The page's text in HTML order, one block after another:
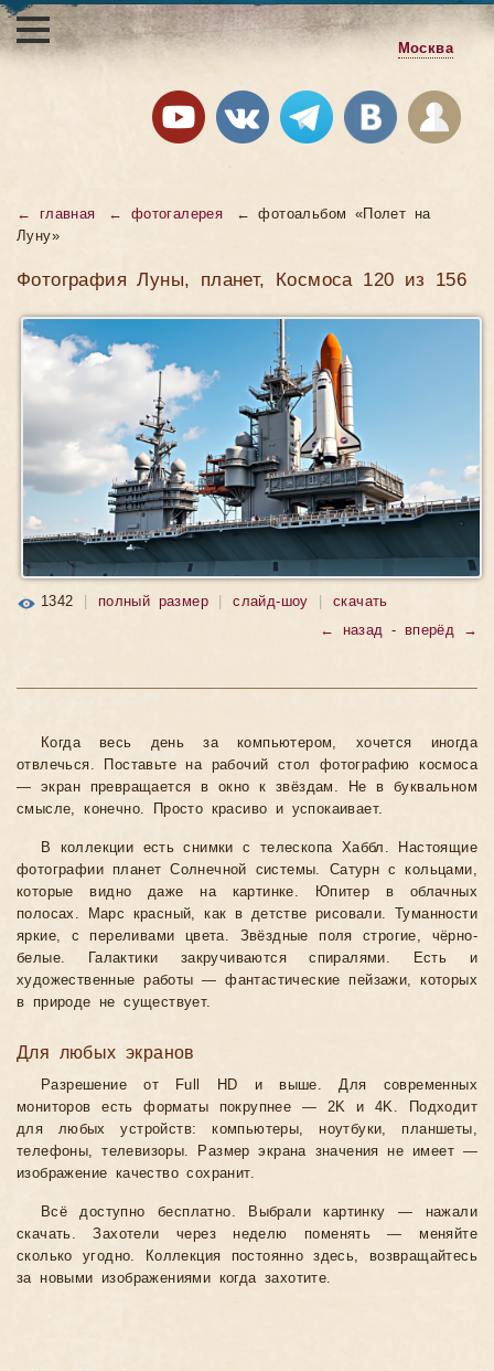
Москва
← главная ← фотогалерея
← фотоальбом «Полет на
Луну»
Фотография Луны, планет, Космоса 120 из 156
1342 полный размер слайд-шоу
скачать
← назад - вперёд →
Когда весь день за компьютером, хочется иногда
отвлечься. Поставьте на рабочий стол фотографию космоса
— экран превращается в окно к звёздам. Не в буквальном
смысле, конечно. Просто красиво и успокаивает.
В коллекции есть снимки с телескопа Хаббл. Настоящие
фотографии планет Солнечной системы. Сатурн с кольцами,
которые видно даже на картинке. Юпитер в облачных
полосах. Марс красный, как в детстве рисовали. Туманности
яркие, с переливами цвета. Звёздные поля строгие, чёрно-
белые. Галактики закручиваются спиралями. Есть и
художественные работы — фантастические пейзажи, которых
в природе не существует.
Для любых экранов
Разрешение от Full HD и выше. Для современных
мониторов есть форматы покрупнее — 2K и 4K. Подходит
для любых устройств: компьютеры, ноутбуки, планшеты,
телефоны, телевизоры. Размер экрана значения не имеет —
изображение качество сохранит.
Всё доступно бесплатно. Выбрали картинку — нажали
скачать. Захотели через неделю поменять — меняйте
сколько угодно. Коллекция постоянно здесь, возвращайтесь
за новыми изображениями когда захотите.